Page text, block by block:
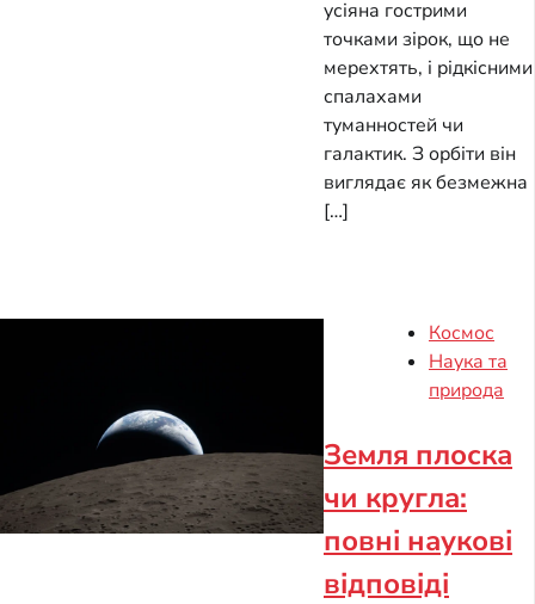
усіяна гострими
точками зірок, що не
мерехтять, і рідкісними
спалахами
туманностей чи
галактик. З орбіти він
виглядає як безмежна
[…]
Космос
Наука та
природа
Земля плоска
чи кругла:
повні наукові
відповіді